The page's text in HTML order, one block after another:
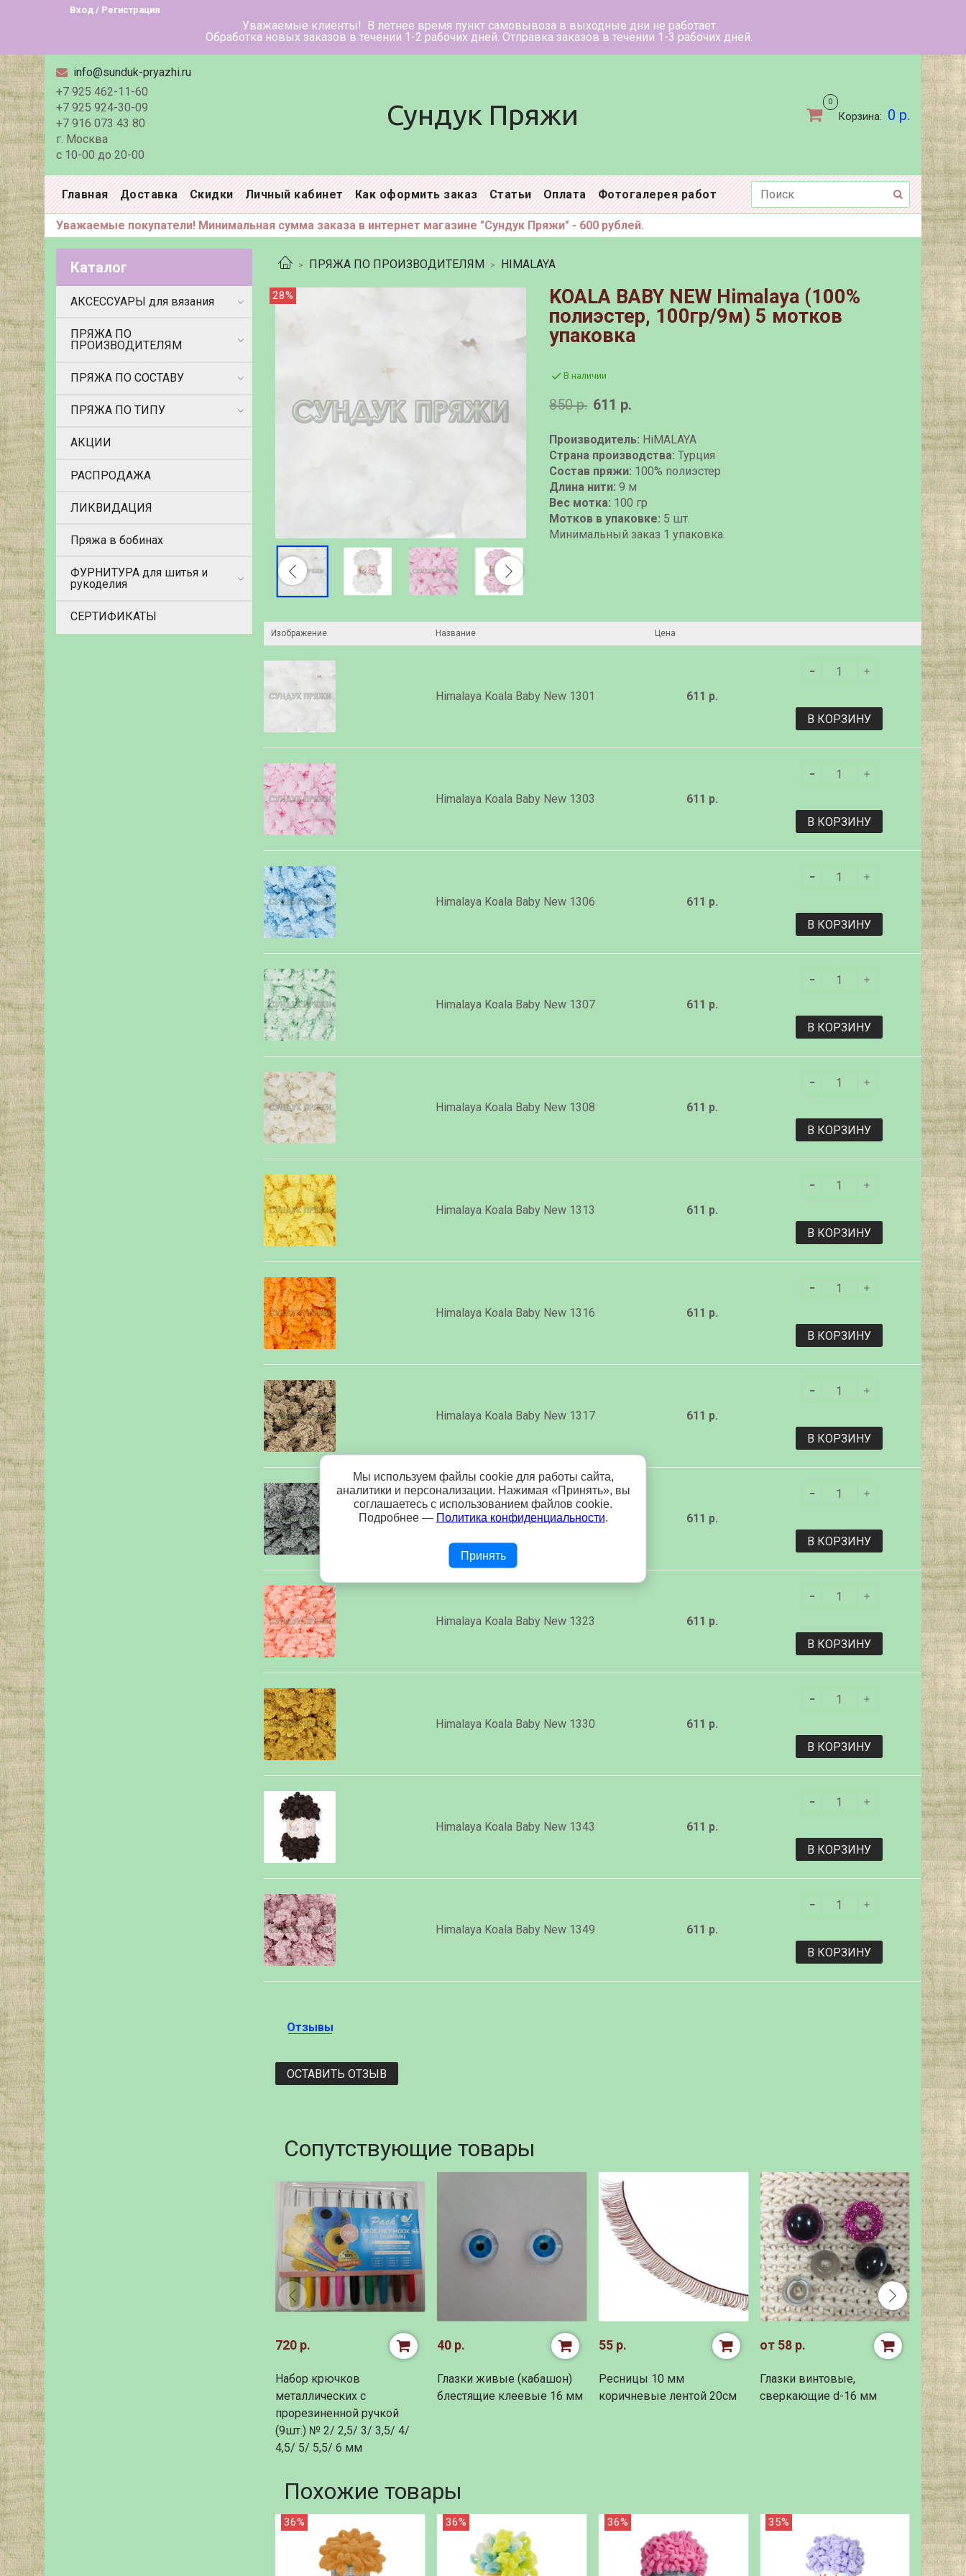
Вход / Регистрация
Уважаемые клиенты! В летнее время пункт самовывоза в выходные дни не работает.
Обработка новых заказов в течении 1-2 рабочих дней. Отправка заказов в течении 1-3 рабочих дней.
info@sunduk-pryazhi.ru
+7 925 462-11-60
+7 925 924-30-09
+7 916 073 43 80
г. Москва
с 10-00 до 20-00
Сундук Пряжи 0
Корзина: 0 р.
Главная Доставка Скидки Личный кабинет Как оформить заказ Статьи Оплата Фотогалерея работ
Уважаемые покупатели! Минимальная сумма заказа в интернет магазине "Сундук Пряжи" - 600 рублей.
ПРЯЖА ПО ПРОИЗВОДИТЕЛЯМ HIMALAYA
28%
KOALA BABY NEW Himalaya (100%
полиэстер, 100гр/9м) 5 мотков
упаковка
В наличии
850 р. 611 р.
Производитель: HiMALAYA
Страна производства: Турция
Состав пряжи: 100% полиэстер
Длина нити: 9 м
Вес мотка: 100 гр
Мотков в упаковке: 5 шт.
Минимальный заказ 1 упаковка.
Изображение Название Цена
Himalaya Koala Baby New 1301
611 р.
В КОРЗИНУ
Himalaya Koala Baby New 1303
611 р.
В КОРЗИНУ
Himalaya Koala Baby New 1306
611 р.
В КОРЗИНУ
Himalaya Koala Baby New 1307
611 р.
В КОРЗИНУ
Himalaya Koala Baby New 1308
611 р.
В КОРЗИНУ
Himalaya Koala Baby New 1313
611 р.
В КОРЗИНУ
Himalaya Koala Baby New 1316
611 р.
В КОРЗИНУ
Himalaya Koala Baby New 1317
611 р.
В КОРЗИНУ
Himalaya Koala Baby New 1320
611 р.
В КОРЗИНУ
Himalaya Koala Baby New 1323
611 р.
В КОРЗИНУ
Himalaya Koala Baby New 1330
611 р.
В КОРЗИНУ
Himalaya Koala Baby New 1343
611 р.
В КОРЗИНУ
Himalaya Koala Baby New 1349
611 р.
В КОРЗИНУ
Отзывы
ОСТАВИТЬ ОТЗЫВ
Сопутствующие товары
720 р.
Набор крючков
металлических с
прорезиненной ручкой
(9шт.) № 2/ 2,5/ 3/ 3,5/ 4/
4,5/ 5/ 5,5/ 6 мм
40 р.
Глазки живые (кабашон)
блестящие клеевые 16 мм
55 р.
Ресницы 10 мм
коричневые лентой 20см
от 58 р.
Глазки винтовые,
сверкающие d-16 мм
18450
Набор
ADDI
Похожие товары
36% 36% 36% 35% 37%
Каталог
АКСЕССУАРЫ для вязания
ПРЯЖА ПО
ПРОИЗВОДИТЕЛЯМ
ПРЯЖА ПО СОСТАВУ
ПРЯЖА ПО ТИПУ
АКЦИИ
РАСПРОДАЖА
ЛИКВИДАЦИЯ
Пряжа в бобинах
ФУРНИТУРА для шитья и
рукоделия
СЕРТИФИКАТЫ
Мы используем файлы cookie для работы сайта,
аналитики и персонализации. Нажимая «Принять», вы
соглашаетесь с использованием файлов cookie.
Подробнее — Политика конфиденциальности.
Принять